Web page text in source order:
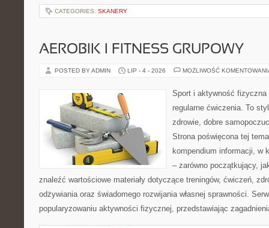
CATEGORIES: SKANERY
AEROBIK I FITNESS GRUPOWY
POSTED BY ADMIN LIP - 4 - 2026 MOŻLIWOŚĆ
Sport i aktywność
regularne ćwiczenia. To
zdrowie, dobre
Strona poświęcona tej
kompendium informacji, w
– zarówno początkujący,
znaleźć wartościowe materiały dotyczące treningów, ćwiczeń,
odżywiania oraz świadomego rozwijania własnej sprawności.
popularyzowaniu aktywności fizycznej, przedstawiając